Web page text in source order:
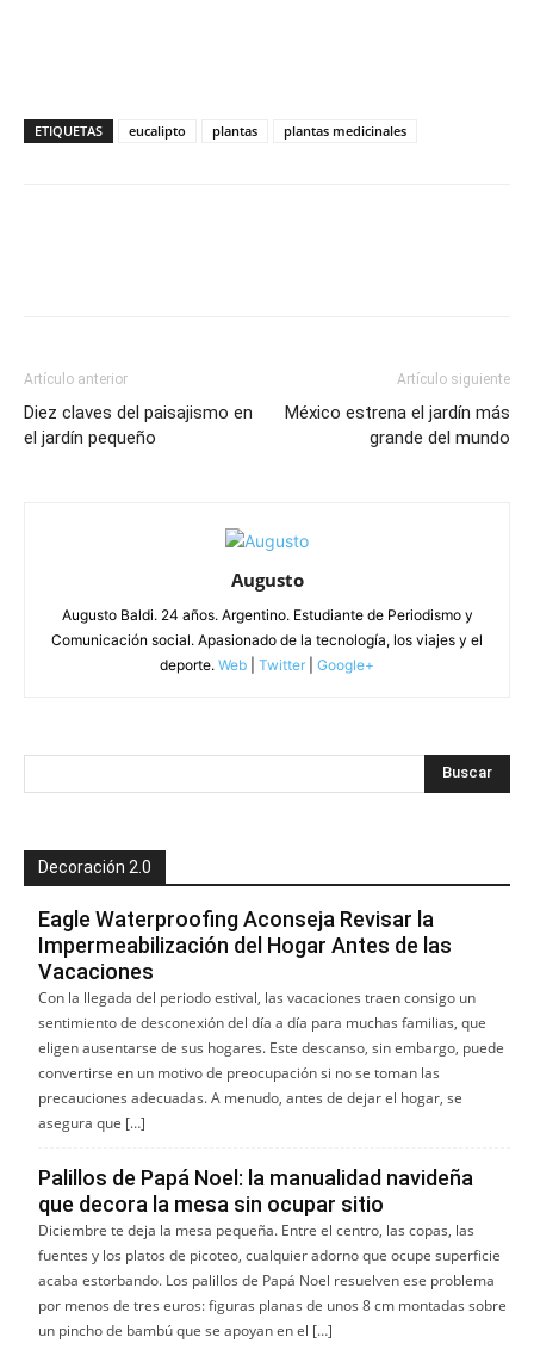
ETIQUETAS eucalipto plantas plantas medicinales
Artículo anterior
Diez claves del paisajismo en
el jardín pequeño
Artículo siguiente
México estrena el jardín más
grande del mundo
Augusto
Augusto Baldi. 24 años. Argentino. Estudiante de Periodismo y
Comunicación social. Apasionado de la tecnología, los viajes y el
deporte. Web Twitter Google+
Decoración 2.0
Eagle Waterproofing Aconseja Revisar la
Impermeabilización del Hogar Antes de las
Vacaciones
Con la llegada del periodo estival, las vacaciones traen consigo un
sentimiento de desconexión del día a día para muchas familias, que
eligen ausentarse de sus hogares. Este descanso, sin embargo, puede
convertirse en un motivo de preocupación si no se toman las
precauciones adecuadas. A menudo, antes de dejar el hogar, se
asegura que […]
Palillos de Papá Noel: la manualidad navideña
que decora la mesa sin ocupar sitio
Diciembre te deja la mesa pequeña. Entre el centro, las copas, las
fuentes y los platos de picoteo, cualquier adorno que ocupe superficie
acaba estorbando. Los palillos de Papá Noel resuelven ese problema
por menos de tres euros: figuras planas de unos 8 cm montadas sobre
un pincho de bambú que se apoyan en el […]